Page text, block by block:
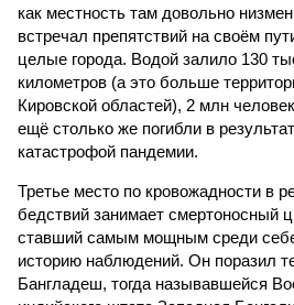
как местность там довольно
встречал препятствий на своём
целые города. Водой залило 130
километров (а это больше
Кировской областей), 2 млн
ещё столько же погибли в
катастрофой пандемии.
Третье место по кровожадности в
бедствий занимает смертоносный
ставший самым мощным среди
историю наблюдений. Он поразил
Бангладеш, тогда называвшейся